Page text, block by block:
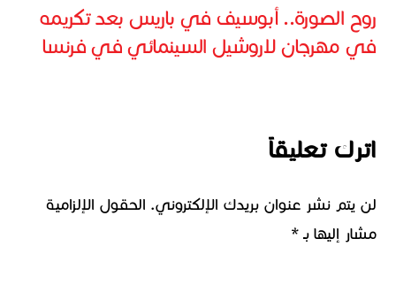
روح الصورة.. أبوسيف في باريس بعد تكريمه
في مهرجان لاروشيل السينمائي في فرنسا
اترك تعليقاً
لن يتم نشر عنوان بريدك الإلكتروني. الحقول الإلزامية
مشار إليها بـ*